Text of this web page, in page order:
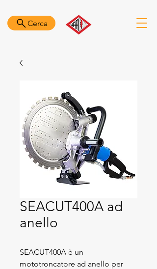
Cerca
SEACUT400A ad
anello
SEACUT400A è un
mototroncatore ad anello per